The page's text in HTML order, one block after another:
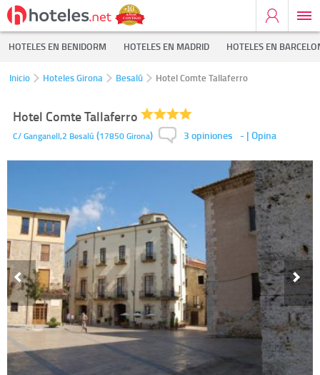
HOTELES EN BENIDORM HOTELES EN MADRID HOTELES EN
Inicio Hoteles Girona Besalú Hotel Comte Tallaferro
Hotel Comte Tallaferro
C/ Ganganell,2 Besalú (17850Girona) 3 opiniones - | Opina